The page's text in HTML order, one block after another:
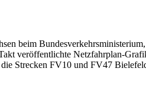
beim
veröffentlichte Netzfahrplan-
Strecken FV10 und FV47